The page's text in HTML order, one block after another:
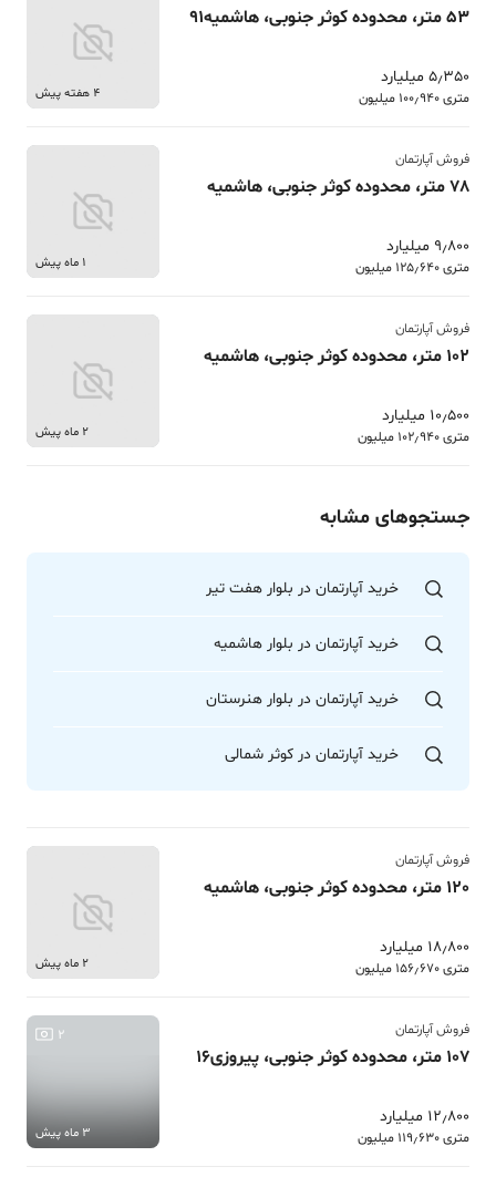
53 متر، محدوده کوثر جنوبی، هاشمیه91
5٫350 میلیارد
متری 100٫940 میلیون 4 هفته پیش
فروش آپارتمان
78 متر، محدوده کوثر جنوبی، هاشمیه
9٫800 میلیارد
متری 125٫640 میلیون 1 ماه پیش
فروش آپارتمان
102 متر، محدوده کوثر جنوبی، هاشمیه
10٫500 میلیارد
متری 102٫940 میلیون 2 ماه پیش
جستجوهای مشابه
خرید آپارتمان در بلوار هفت تیر
خرید آپارتمان در بلوار هاشمیه
خرید آپارتمان در بلوار هنرستان
خرید آپارتمان در کوثر شمالی
فروش آپارتمان
120 متر، محدوده کوثر جنوبی، هاشمیه
18٫800 میلیارد
متری 156٫670 میلیون 2 ماه پیش
فروش آپارتمان
107 متر، محدوده کوثر جنوبی، پیروزی16
12٫800 میلیارد
متری 119٫630 میلیون
2
3 ماه پیش